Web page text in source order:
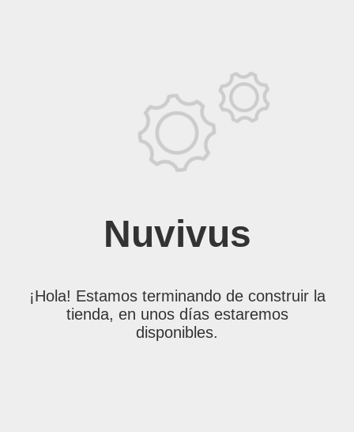
Nuvivus
¡Hola! Estamos terminando de construir la
tienda, en unos días estaremos
disponibles.